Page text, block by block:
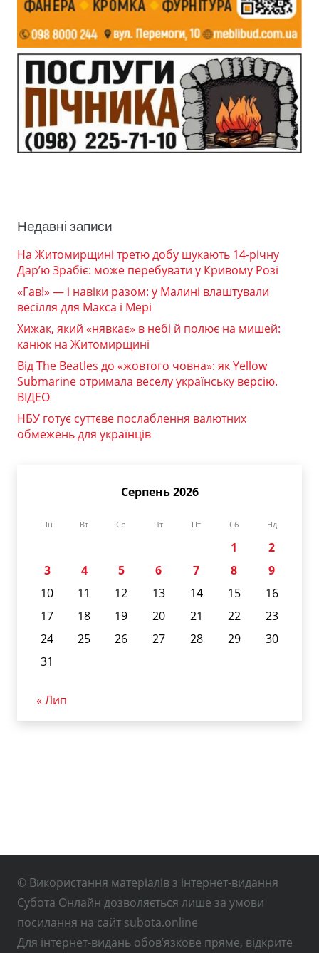
Недавні записи
На Житомирщині третю добу шукають 14-річну
Дар’ю Зрабіє: може перебувати у Кривому Розі
«Гав!» — і навіки разом: у Малині влаштували
весілля для Макса і Мері
Хижак, який «нявкає» в небі й полює на мишей:
канюк на Житомирщині
Від The Beatles до «жовтого човна»: як Yellow
Submarine отримала веселу українську версію.
ВІДЕО
НБУ готує суттєве послаблення валютних
обмежень для українців
Серпень 2026
Пн Вт Ср Чт Пт Сб Нд
1
2
3
4 5 6 7 8
9
10
11 12 13 14 15
16
17
18 19 20 21 22
23
24
25 26 27 28 29
30
31
« Лип
© Використання матеріалів з інтернет-видання
Субота Онлайн дозволяється лише за умови
посилання на сайт subota.online
Для інтернет-видань обов’язкове пряме, відкрите